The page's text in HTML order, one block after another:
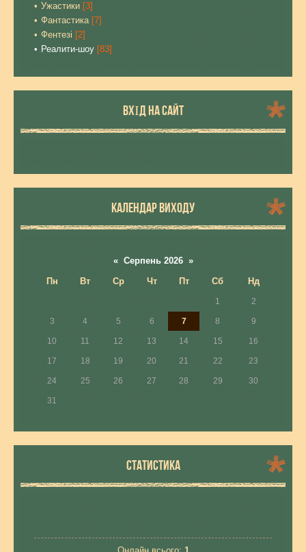
Ужастики [3]
Фантастика [7]
Фентезі [2]
Реалити-шоу [83]
ВХІД НА САЙТ
КАЛЕНДАР ВИХОДУ
« Серпень 2026 »
Пн
Вт Ср Чт Пт Сб Нд
1 2
3 4 5 6 7 8 9
10 11 12 13 14 15 16
17 18 19 20 21 22 23
24 25 26 27 28 29 30
31
СТАТИСТИКА